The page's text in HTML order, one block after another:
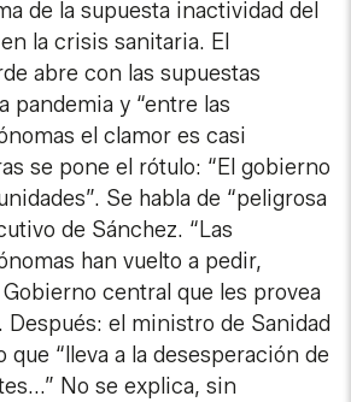
de la supuesta inactividad del
la crisis sanitaria. El
abre con las supuestas
pandemia y “entre las
el clamor es casi
se pone el rótulo: “El gobierno
Se habla de “peligrosa
de Sánchez. “Las
han vuelto a pedir,
Gobierno central que les provea
Después: el ministro de Sanidad
que “lleva a la desesperación de
No se explica, sin